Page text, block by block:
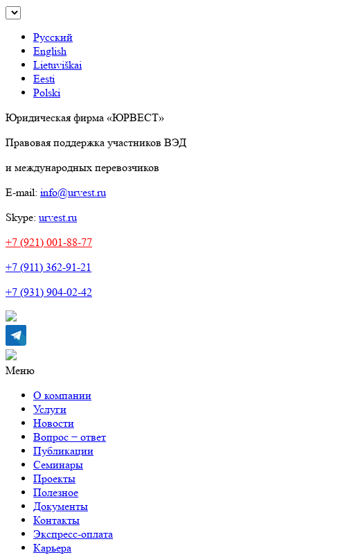
Русский
English
Lietuviškai
Eesti
Polski
Юридическая фирма «ЮРВЕСТ»
Правовая поддержка участников ВЭД
и международных перевозчиков
E-mail: info@urvest.ru
Skype: urvest.ru
+7 (921) 001-88-77
+7 (911) 362-91-21
+7 (931) 904-02-42
Меню
О компании
Услуги
Новости
Вопрос − ответ
Публикации
Семинары
Проекты
Полезное
Документы
Контакты
Экспресс-оплата
Карьера